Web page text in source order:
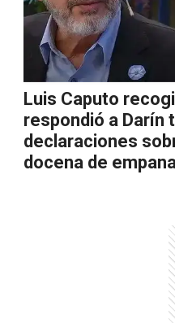
Luis Caputo
respondió a Darín
declaraciones
docena de